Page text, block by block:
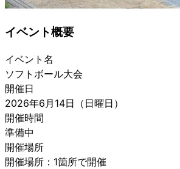
イベント概要
イベント名
ソフトボール大会
開催日
2026年6月14日（日曜日）
開催時間
準備中
開催場所
開催場所：1箇所で開催